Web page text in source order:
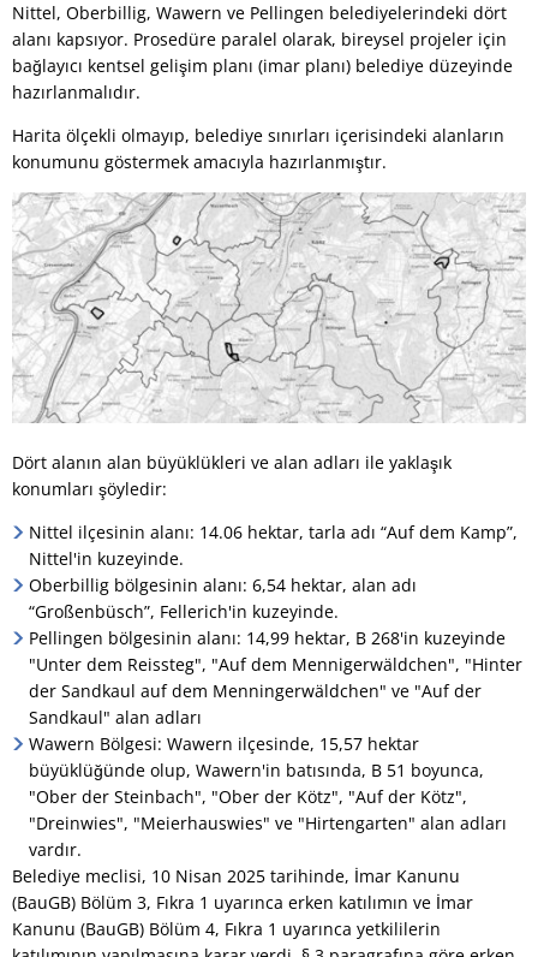
Nittel, Oberbillig, Wawern ve Pellingen belediyelerindeki dört
alanı kapsıyor. Prosedüre paralel olarak, bireysel projeler için
bağlayıcı kentsel gelişim planı (imar planı) belediye düzeyinde
hazırlanmalıdır.
Harita ölçekli olmayıp, belediye sınırları içerisindeki alanların
konumunu göstermek amacıyla hazırlanmıştır.
Dört alanın alan büyüklükleri ve alan adları ile yaklaşık
konumları şöyledir:
Nittel ilçesinin alanı: 14.06 hektar, tarla adı “Auf dem Kamp”,
Nittel'in kuzeyinde.
Oberbillig bölgesinin alanı: 6,54 hektar, alan adı
“Großenbüsch”, Fellerich'in kuzeyinde.
Pellingen bölgesinin alanı: 14,99 hektar, B 268'in kuzeyinde
"Unter dem Reissteg", "Auf dem Mennigerwäldchen", "Hinter
der Sandkaul auf dem Menningerwäldchen" ve "Auf der
Sandkaul" alan adları
Wawern Bölgesi: Wawern ilçesinde, 15,57 hektar
büyüklüğünde olup, Wawern'in batısında, B 51 boyunca,
"Ober der Steinbach", "Ober der Kötz", "Auf der Kötz",
"Dreinwies", "Meierhauswies" ve "Hirtengarten" alan adları
vardır.
Belediye meclisi, 10 Nisan 2025 tarihinde, İmar Kanunu
(BauGB) Bölüm 3, Fıkra 1 uyarınca erken katılımın ve İmar
Kanunu (BauGB) Bölüm 4, Fıkra 1 uyarınca yetkililerin